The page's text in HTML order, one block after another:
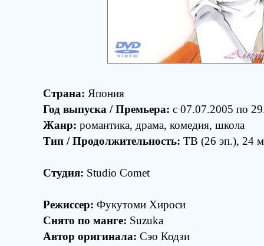
Страна: Япония
Год выпуска / Премьера: c 07.07.2005 по
Жанр: романтика, драма, комедия, школа
Тип / Продолжительность: ТВ (26 эп.), 24
Студия: Studio Comet
Режиссер: Фукутоми Хироси
Снято по манге: Suzuka
Автор оригинала: Сэо Кодзи